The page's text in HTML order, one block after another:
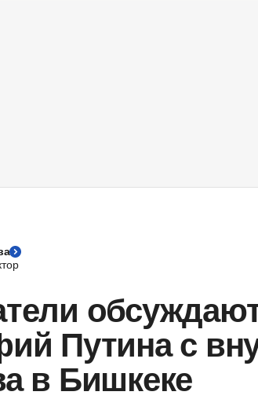
Путина с
в Бишкеке